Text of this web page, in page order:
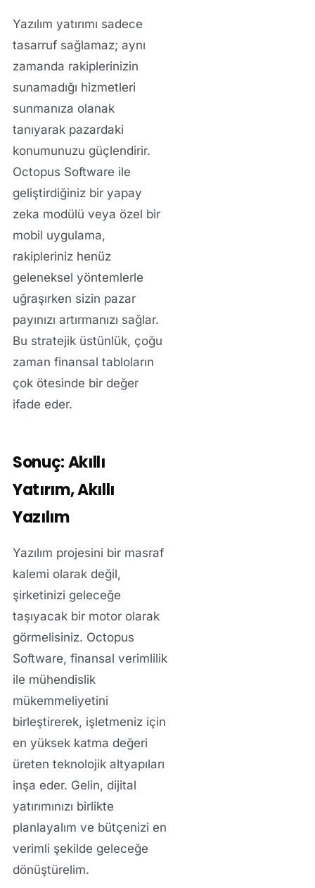
Yazılım yatırımı sadece
tasarruf sağlamaz; aynı
zamanda rakiplerinizin
sunamadığı hizmetleri
sunmanıza olanak
tanıyarak pazardaki
konumunuzu güçlendirir.
Octopus Software ile
geliştirdiğiniz bir yapay
zeka modülü veya özel bir
mobil uygulama,
rakipleriniz henüz
geleneksel yöntemlerle
uğraşırken sizin pazar
payınızı artırmanızı sağlar.
Bu stratejik üstünlük, çoğu
zaman finansal tabloların
çok ötesinde bir değer
ifade eder.
Sonuç: Akıllı
Yatırım, Akıllı
Yazılım
Yazılım projesini bir masraf
kalemi olarak değil,
şirketinizi geleceğe
taşıyacak bir motor olarak
görmelisiniz. Octopus
Software, finansal verimlilik
ile mühendislik
mükemmeliyetini
birleştirerek, işletmeniz için
en yüksek katma değeri
üreten teknolojik altyapıları
inşa eder. Gelin, dijital
yatırımınızı birlikte
planlayalım ve bütçenizi en
verimli şekilde geleceğe
dönüştürelim.